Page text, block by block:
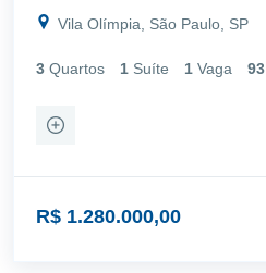
Vila Olímpia, São Paulo, SP
3 Quartos 1 Suíte 1 Vaga 93
R$ 1.280.000,00